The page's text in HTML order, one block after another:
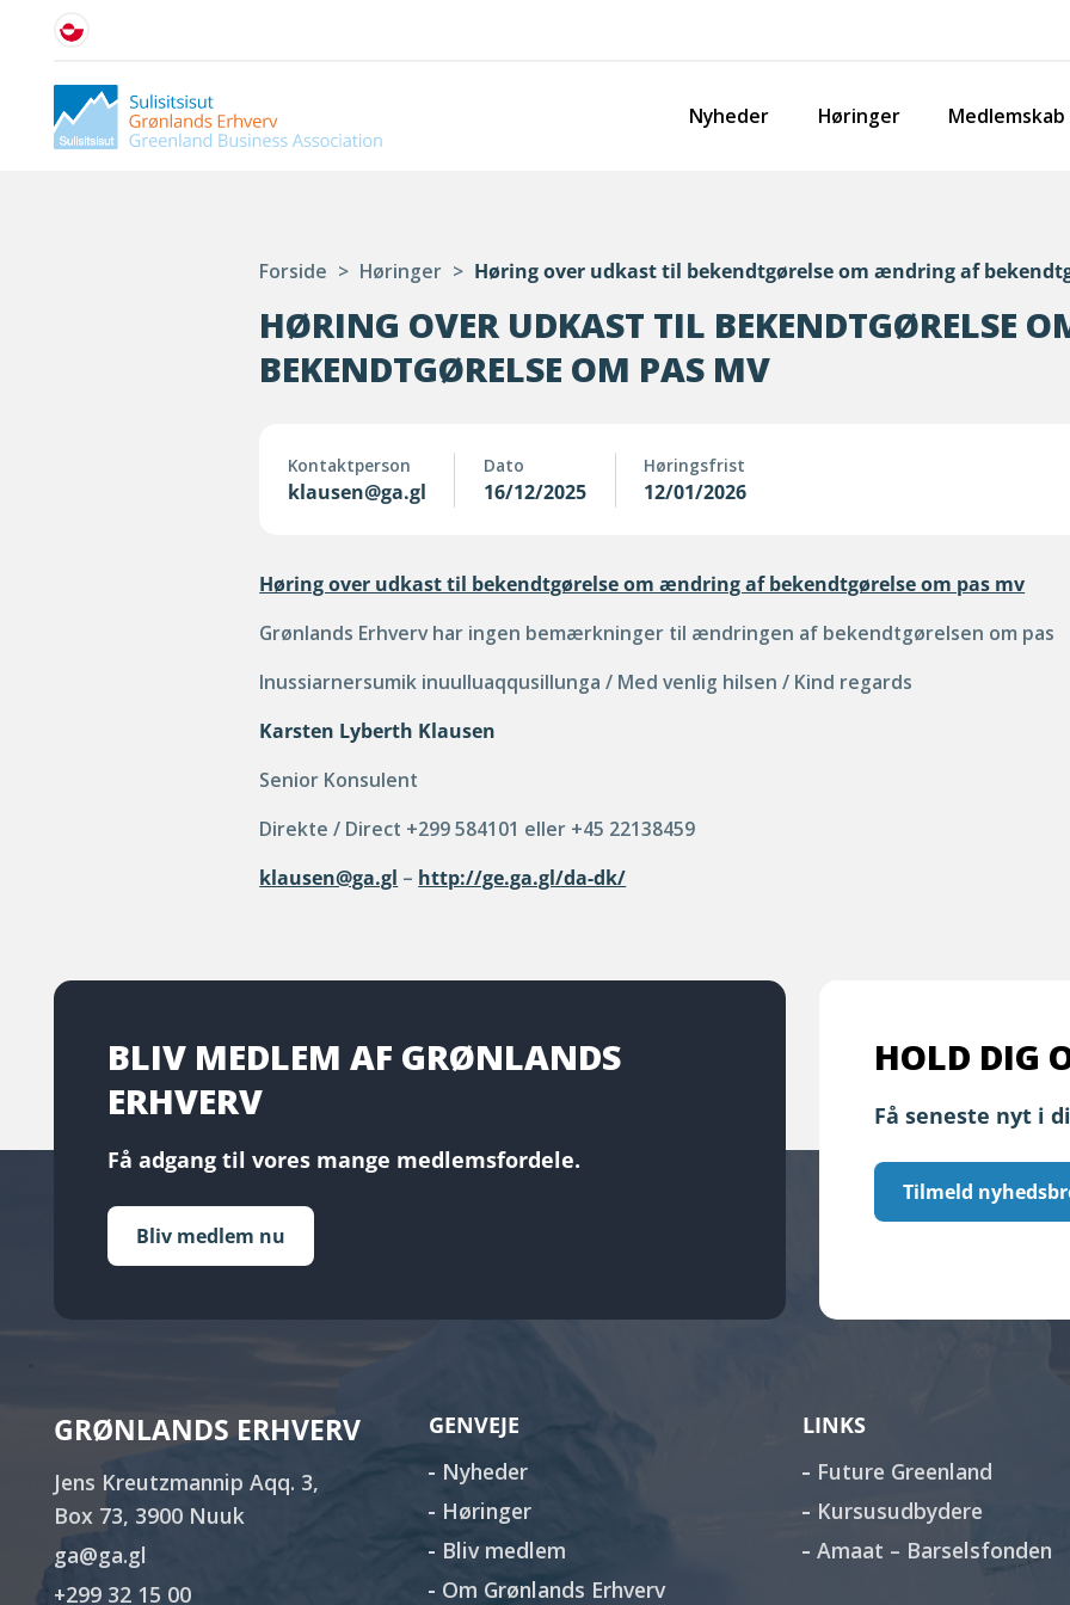
Nyheder Høringer Medlemskab
Forside > Høringer > Høring over udkast til bekendtgørelse om ændring af
HØRING OVER UDKAST TIL BEKENDTGØRELSE
BEKENDTGØRELSE OM PAS MV
Kontaktperson
klausen@ga.gl
Dato
16/12/2025
Høringsfrist
12/01/2026
Høring over udkast til bekendtgørelse om ændring af bekendtgørelse om pas mv
Grønlands Erhverv har ingen bemærkninger til ændringen af bekendtgørelsen om pas
Inussiarnersumik inuulluaqqusillunga / Med venlig hilsen / Kind regards
Karsten Lyberth Klausen
Senior Konsulent
Direkte / Direct +299 584101 eller +45 22138459
klausen@ga.gl – http://ge.ga.gl/da-dk/
BLIV MEDLEM AF GRØNLANDS
ERHVERV
Få adgang til vores mange medlemsfordele.
Bliv medlem nu
HOLD DIG
Få seneste nyt i
Tilmeld
GRØNLANDS ERHVERV
Jens Kreutzmannip Aqq. 3,
Box 73, 3900 Nuuk
ga@ga.gl
+299 32 15 00
GENVEJE
Nyheder
Høringer
Bliv medlem
Om Grønlands Erhverv
LINKS
Future Greenland
Kursusudbydere
Amaat – Barselsfonden